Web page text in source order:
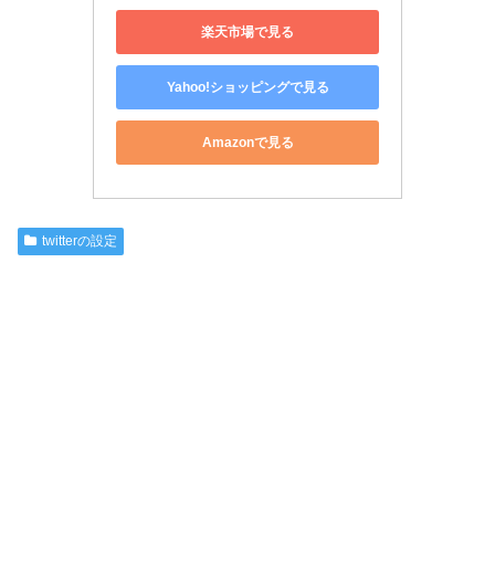
楽天市場で見る
Yahoo!ショッピングで見る
Amazonで見る
twitterの設定